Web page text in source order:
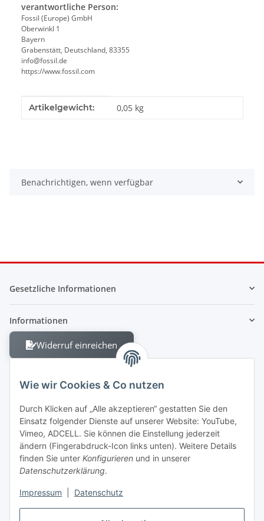
Wie wir Cookies & Co nutzen
Durch Klicken auf „Alle akzeptieren“ gestatten Sie den
Einsatz folgender Dienste auf unserer Website: YouTube,
Vimeo, ADCELL. Sie können die Einstellung jederzeit
ändern (Fingerabdruck-Icon links unten). Weitere Details
finden Sie unter Konfigurieren und in unserer
Datenschutzerklärung.
Impressum Datenschutz
verantwortliche Person:
Fossil (Europe) GmbH
Oberwinkl 1
Bayern
Grabenstätt, Deutschland, 83355
info@fossil.de
https://www.fossil.com
Produkteigenschaft
Wert
Artikelgewicht: 0,05 kg
Benachrichtigen, wenn verfügbar
Gesetzliche Informationen
Informationen
Widerruf einreichen
Berliner Allee 38
13088 Berlin
Shop +49 30 4280 2070
Fax +49 30 4280 2071